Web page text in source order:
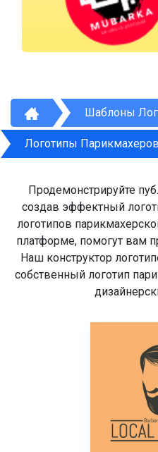
Шаблоны
Логотипы Парикмахеров
Продемонстрируйте
создав эффектный
логотипов
платформе, помогут вам
Наш конструктор
собственный логотип